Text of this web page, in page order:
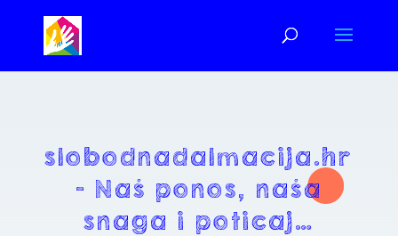
slobodnadalmacija.hr
– Naš ponos, naša
snaga i poticaj…